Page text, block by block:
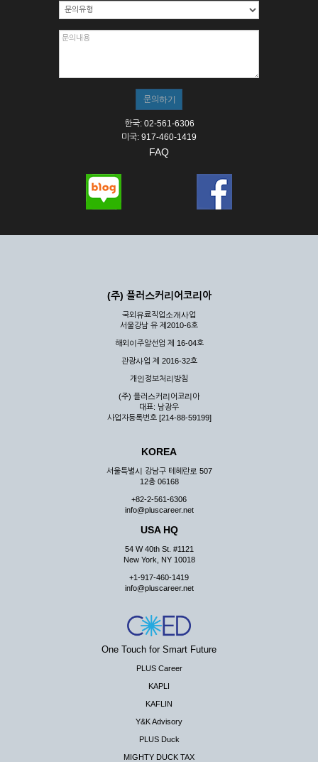
한국: 02-561-6306
미국: 917-460-1419
FAQ
(주) 플러스커리어코리아
국외유료직업소개사업
서울강남 유 제2010-6호
해외이주알선업 제 16-04호
관광사업 제 2016-32호
개인정보처리방침
(주) 플러스커리어코리아
대표: 남광우
사업자등록번호 [214-88-59199]
KOREA
서울특별시 강남구 테헤란로 507
12층 06168
+82-2-561-6306
info@pluscareer.net
USA HQ
54 W 40th St. #1121
New York, NY 10018
+1-917-460-1419
info@pluscareer.net
One Touch for Smart Future
PLUS Career
KAPLI
KAFLIN
Y&K Advisory
PLUS Duck
MIGHTY DUCK TAX